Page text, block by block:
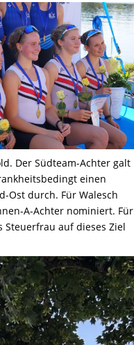
Der Südteam-Achter galt
einen
Ost durch. Für Walesch
A-Achter nominiert. Für
Steuerfrau auf dieses Ziel